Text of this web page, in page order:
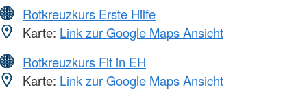
Rotkreuzkurs Erste Hilfe
Karte: Link zur Google Maps Ansicht
Rotkreuzkurs Fit in EH
Karte: Link zur Google Maps Ansicht